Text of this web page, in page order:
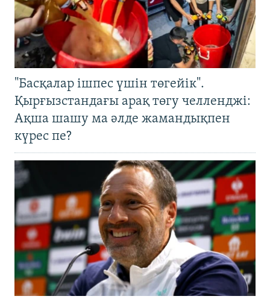
"Басқалар ішпес үшін төгейік".
Қырғызстандағы арақ төгу челленджі:
Ақша шашу ма әлде жамандықпен
күрес пе?